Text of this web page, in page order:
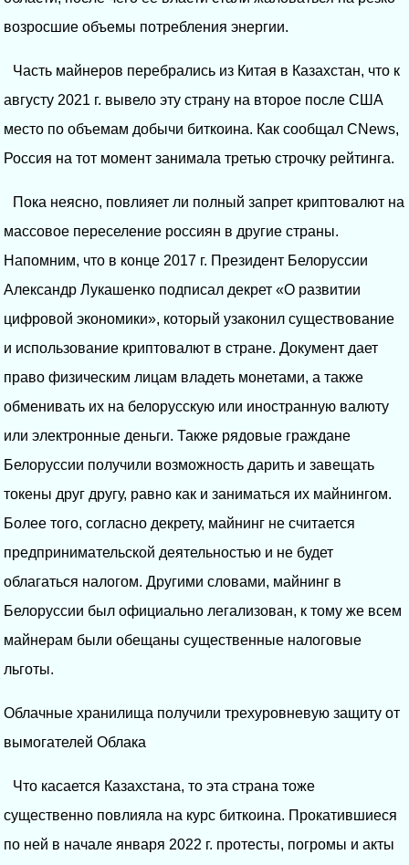
возросшие объемы потребления энергии.
Часть майнеров перебрались из Китая в Казахстан, что к
августу 2021 г. вывело эту страну на второе после США
место по объемам добычи биткоина. Как сообщал CNews,
Россия на тот момент занимала третью строчку рейтинга.
Пока неясно, повлияет ли полный запрет криптовалют на
массовое переселение россиян в другие страны.
Напомним, что в конце 2017 г. Президент Белоруссии
Александр Лукашенко подписал декрет «О развитии
цифровой экономики», который узаконил существование
и использование криптовалют в стране. Документ дает
право физическим лицам владеть монетами, а также
обменивать их на белорусскую или иностранную валюту
или электронные деньги. Также рядовые граждане
Белоруссии получили возможность дарить и завещать
токены друг другу, равно как и заниматься их майнингом.
Более того, согласно декрету, майнинг не считается
предпринимательской деятельностью и не будет
облагаться налогом. Другими словами, майнинг в
Белоруссии был официально легализован, к тому же всем
майнерам были обещаны существенные налоговые
льготы.
Облачные хранилища получили трехуровневую защиту от
вымогателей Облака
Что касается Казахстана, то эта страна тоже
существенно повлияла на курс биткоина. Прокатившиеся
по ней в начале января 2022 г. протесты, погромы и акты